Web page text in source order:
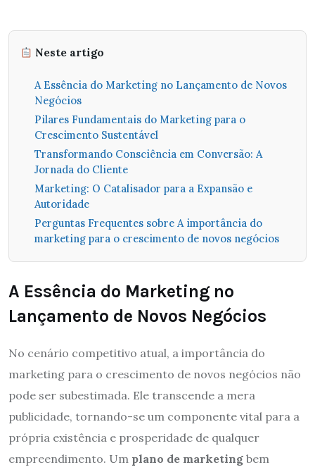
Neste artigo
A Essência do Marketing no Lançamento de Novos
Negócios
Pilares Fundamentais do Marketing para o
Crescimento Sustentável
Transformando Consciência em Conversão: A
Jornada do Cliente
Marketing: O Catalisador para a Expansão e
Autoridade
Perguntas Frequentes sobre A importância do
marketing para o crescimento de novos negócios
A Essência do Marketing no
Lançamento de Novos Negócios
No cenário competitivo atual, a importância do
marketing para o crescimento de novos negócios não
pode ser subestimada. Ele transcende a mera
publicidade, tornando-se um componente vital para a
própria existência e prosperidade de qualquer
empreendimento. Um plano de marketing bem